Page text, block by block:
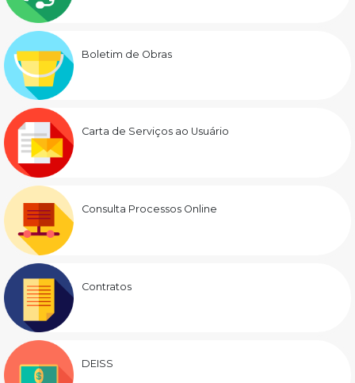
Boletim de Obras
Carta de Serviços ao Usuário
Consulta Processos Online
Contratos
DEISS